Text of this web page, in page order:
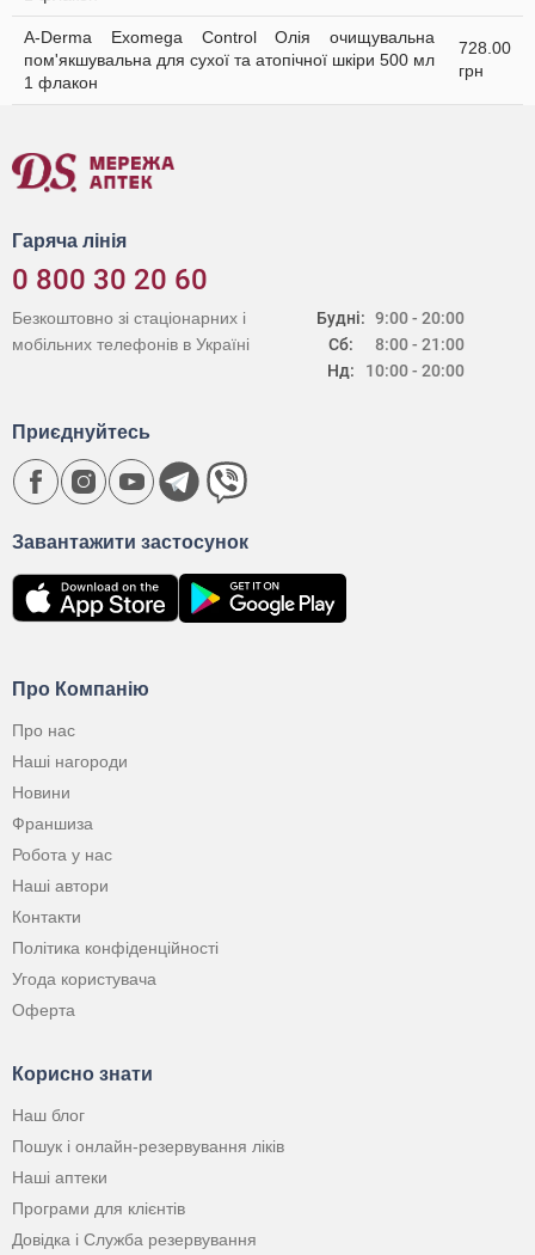
A-Derma Exomega Control Олія очищувальна
пом'якшувальна для сухої та атопічної шкіри 500 мл
1 флакон
728.00
грн
Гаряча лінія
0 800 30 20 60
Будні:
Сб:
Нд:
9:00 - 20:00
8:00 - 21:00
10:00 - 20:00
Безкоштовно зі стаціонарних і
мобільних телефонів в Україні
Про Компанію
Про нас
Наші нагороди
Новини
Франшиза
Робота у нас
Наші автори
Контакти
Політика конфіденційності
Угода користувача
Оферта
Корисно знати
Наш блог
Пошук і онлайн-резервування ліків
Наші аптеки
Програми для клієнтів
Довідка і Служба резервування
Завантажити застосунок
Приєднуйтесь